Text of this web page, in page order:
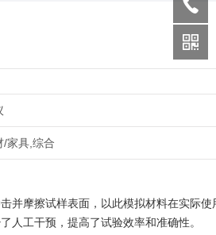
/家具,综合
并摩擦试样表面，以此模拟材料在实际使
人工干预，提高了试验效率和准确性。